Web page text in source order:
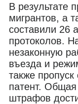
В результате
мигрантов, а
составили 26
протоколов.
незаконную
въезда и
также
патент.
штрафов